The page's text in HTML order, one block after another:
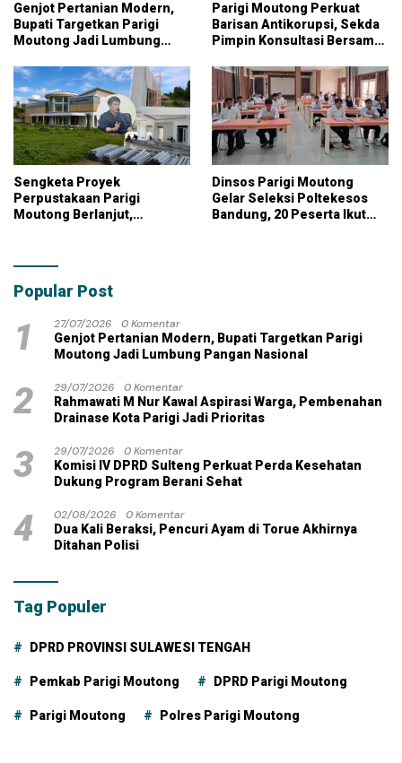
Genjot Pertanian Modern,
Bupati Targetkan Parigi
Moutong Jadi Lumbung
Parigi Moutong Perkuat
Barisan Antikorupsi, Sekda
Pimpin Konsultasi Bersama
Sengketa Proyek
Perpustakaan Parigi
Moutong Berlanjut,
dengan Dana Pribadi
Dinsos Parigi Moutong
Gelar Seleksi Poltekesos
Bandung, 20 Peserta Ikut
Popular Post
1 27/07/2026
0 Komentar
Genjot Pertanian Modern, Bupati Targetkan Parigi
Moutong Jadi Lumbung Pangan Nasional
2 29/07/2026
0 Komentar
Rahmawati M Nur Kawal Aspirasi Warga, Pembenahan
Drainase Kota Parigi Jadi Prioritas
3 29/07/2026
0 Komentar
Komisi IV DPRD Sulteng Perkuat Perda Kesehatan
Dukung Program Berani Sehat
4 02/08/2026
0 Komentar
Dua Kali Beraksi, Pencuri Ayam di Torue Akhirnya
Ditahan Polisi
Tag Populer
DPRD PROVINSI SULAWESI TENGAH
Pemkab Parigi Moutong DPRD Parigi Moutong
Parigi Moutong Polres Parigi Moutong